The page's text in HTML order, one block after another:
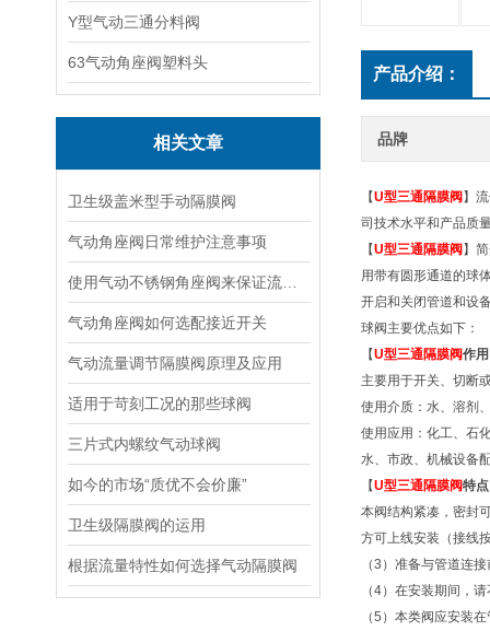
Y型气动三通分料阀
63气动角座阀塑料头
相关文章
卫生级盖米型手动隔膜阀
气动角座阀日常维护注意事项
气动角座阀如何选配接近开关
气动流量调节隔膜阀原理及应用
适用于苛刻工况的那些球阀
三片式内螺纹气动球阀
如今的市场“质优不会价廉”
卫生级隔膜阀的运用
根据流量特性如何选择气动隔膜阀
产品介绍：
品牌
【U型三通隔膜阀 】
司技术水平和产品质
【U型三通隔膜阀 】
用带有圆形通道的球
开启和关闭管道和设
球阀主要优点如下：
【U型三通隔膜阀作用
主要用于开关、切断
使用介质：水、溶剂
使用应用：化工、石
水、市政、机械设备
【U型三通隔膜阀特点
本阀结构紧凑，密封
方可上线安装（接线
（3）准备与管道连
（4）在安装期间，
（5）本类阀应安装